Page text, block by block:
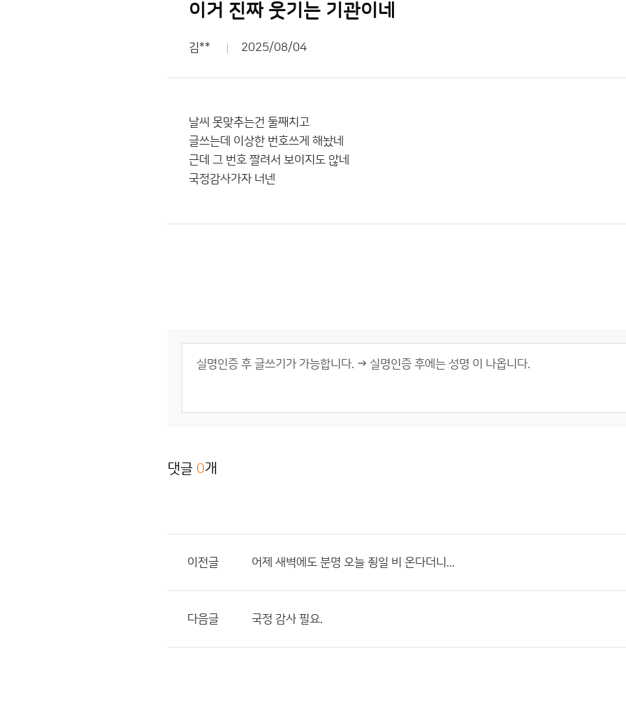
이거 진짜 웃기는 기관이네
김** 2025/08/04
날씨 못맞추는건 둘째치고
글쓰는데 이상한 번호쓰게 해놨네
근데 그 번호 짤려서 보이지도 않네
국정감사가자 너넨
댓글 0개
이전글 어제 새벽에도 분명 오늘 죙일 비 온다더니...
다음글 국정 감사 필요.